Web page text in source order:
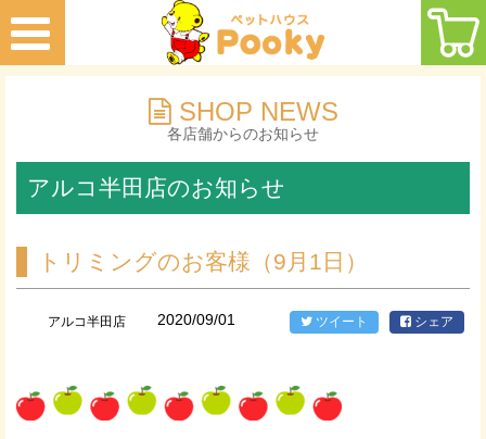
SHOP NEWS
各店舗からのお知らせ
アルコ半田店のお知らせ
トリミングのお客様（9月1日）
アルコ半田店 2020/09/01 ツイート シェア